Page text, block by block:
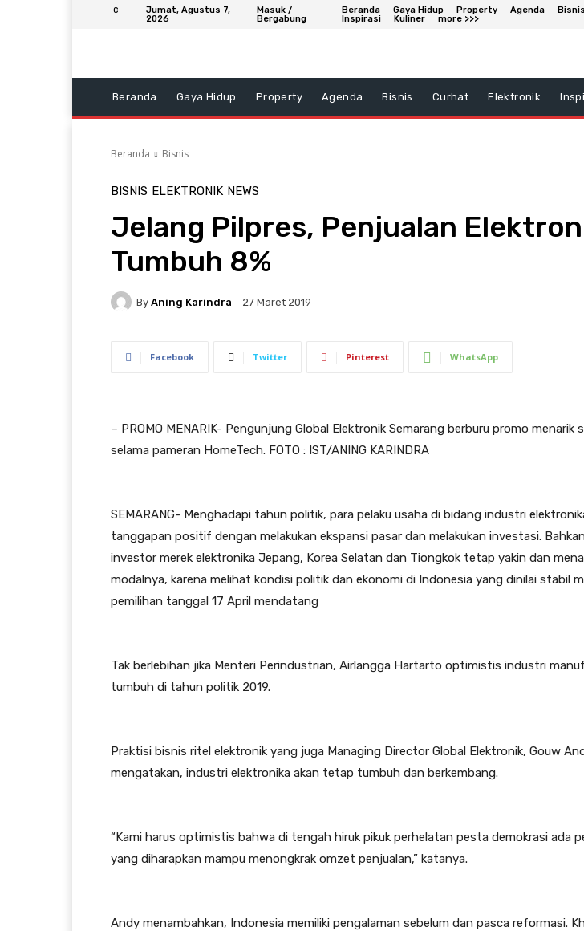
C
Jumat, Agustus 7,
2026
Masuk /
Bergabung
Beranda Gaya Hidup Property Agenda Bisnis
Inspirasi
Kuliner more >>>
Beranda Gaya Hidup Property Agenda Bisnis Curhat Elektronik
Beranda Bisnis
BISNIS ELEKTRONIK NEWS
Jelang Pilpres, Penjualan
Tumbuh 8%
By Aning Karindra 27 Maret 2019
Facebook Twitter Pinterest WhatsApp
– PROMO MENARIK- Pengunjung Global Elektronik Semarang berburu promo menarik
selama pameran HomeTech. FOTO : IST/ANING KARINDRA
SEMARANG- Menghadapi tahun politik, para pelaku usaha di bidang industri
tanggapan positif dengan melakukan ekspansi pasar dan melakukan investasi.
investor merek elektronika Jepang, Korea Selatan dan Tiongkok tetap yakin dan
modalnya, karena melihat kondisi politik dan ekonomi di Indonesia yang dinilai stabil
pemilihan tanggal 17 April mendatang
Tak berlebihan jika Menteri Perindustrian, Airlangga Hartarto optimistis industri
tumbuh di tahun politik 2019.
Praktisi bisnis ritel elektronik yang juga Managing Director Global Elektronik, Gouw
mengatakan, industri elektronika akan tetap tumbuh dan berkembang.
“Kami harus optimistis bahwa di tengah hiruk pikuk perhelatan pesta demokrasi ada
yang diharapkan mampu menongkrak omzet penjualan,” katanya.
Andy menambahkan, Indonesia memiliki pengalaman sebelum dan pasca reformasi.